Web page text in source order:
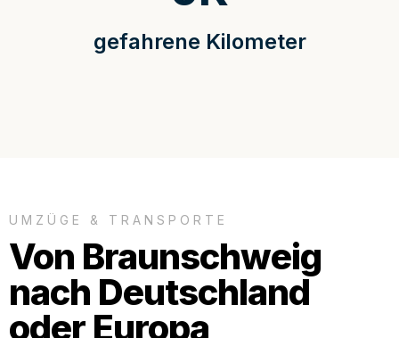
gefahrene Kilometer
UMZÜGE & TRANSPORTE
Von Braunschweig
nach Deutschland
oder Europa